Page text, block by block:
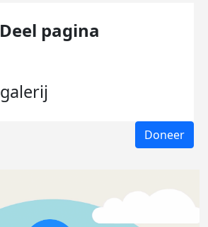
Deel pagina
galerij
Doneer